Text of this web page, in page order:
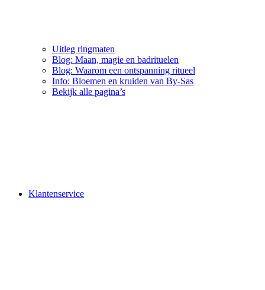
Uitleg ringmaten
Blog: Maan, magie en badrituelen
Blog: Waarom een ontspanning ritueel
Info: Bloemen en kruiden van By-Sas
Bekijk alle pagina’s
Klantenservice